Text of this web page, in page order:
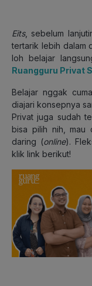
Eits, sebelum
tertarik lebih dalam
loh belajar
Ruangguru Privat
Belajar nggak
diajari konsepnya
Privat juga sudah
bisa pilih nih, mau
daring (online).
klik link berikut!